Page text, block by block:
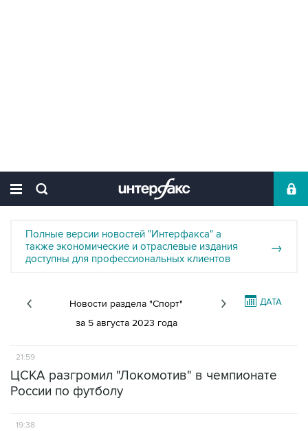
Полные версии новостей "Интерфакса" а
также экономические и отраслевые издания
доступны для профессиональных клиентов
→
Новости раздела "Спорт"
за 5 августа 2023 года
ДАТА
21:59
ЦСКА разгромил "Локомотив" в чемпионате
России по футболу
19:38